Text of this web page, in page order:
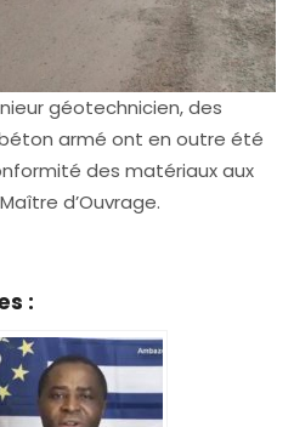
géotechnicien, des
armé ont en outre été
des matériaux aux
d’Ouvrage.
: